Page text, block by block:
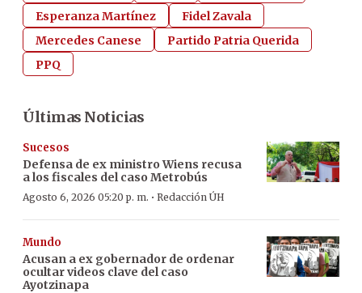
Esperanza Martínez
Fidel Zavala
Mercedes Canese
Partido Patria Querida
PPQ
Últimas Noticias
Sucesos
Defensa de ex ministro Wiens recusa
a los fiscales del caso Metrobús
Agosto 6, 2026 05:20 p. m. · Redacción ÚH
Mundo
Acusan a ex gobernador de ordenar
ocultar videos clave del caso
Ayotzinapa